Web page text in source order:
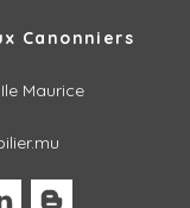
Canonniers
Maurice